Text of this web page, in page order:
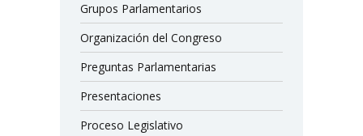
Grupos Parlamentarios
Organización del Congreso
Preguntas Parlamentarias
Presentaciones
Proceso Legislativo